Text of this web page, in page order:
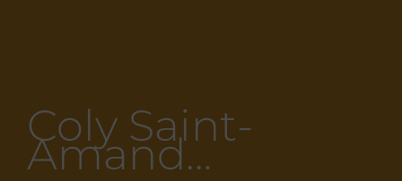
Coly Saint-
Amand…